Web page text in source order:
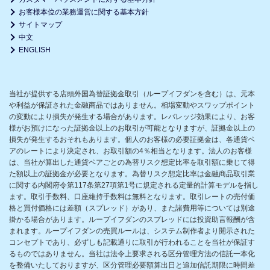
お客様本位の業務運営に関する基本方針
サイトマップ
中文
ENGLISH
当社が提供する店頭外国為替証拠金取引（ループイフダンを含む）は、元本
や利益が保証された金融商品ではありません。相場変動やスワップポイント
の変動により損失が発生する場合があります。レバレッジ効果により、お客
様がお預けになった証拠金以上のお取引が可能となりますが、証拠金以上の
損失が発生するおそれもあります。個人のお客様の必要証拠金は、各通貨ペ
アのレートにより決定され、お取引額の4％相当となります。法人のお客様
は、当社が算出した通貨ペアごとの為替リスク想定比率を取引額に乗じて得
た額以上の証拠金が必要となります。為替リスク想定比率は金融商品取引業
に関する内閣府令第117条第27項第1号に規定される定量的計算モデルを指し
ます。取引手数料、口座維持手数料は無料となります。取引レートの売付価
格と買付価格には差額（スプレッド）があり、また諸費用等については別途
掛かる場合があります。ループイフダンのスプレッドには投資助言報酬が含
まれます。ループイフダンの売買ルールは、システム制作者より開示された
コンセプトであり、必ずしも記載通りに取引が行われることを当社が保証す
るものではありません。当社は法令上要求される区分管理方法の信託一本化
を整備いたしておりますが、区分管理必要額算出日と追加信託期限に時間差